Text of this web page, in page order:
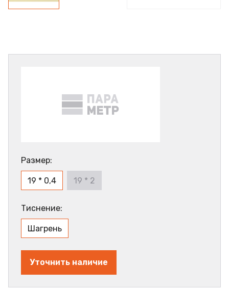
Размер:
19 * 0,4 19 * 2
Тиснение:
Шагрень
Уточнить наличие